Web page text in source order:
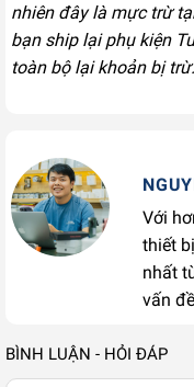
nhiên đây là mực trừ
bạn ship lại phụ kiện
toàn bộ lại khoản bị trừ.
Với
thiết
nhất
vấn
BÌNH LUẬN - HỎI ĐÁP